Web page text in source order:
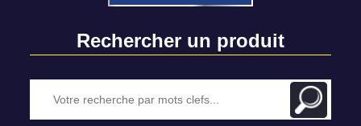
Rechercher un produit